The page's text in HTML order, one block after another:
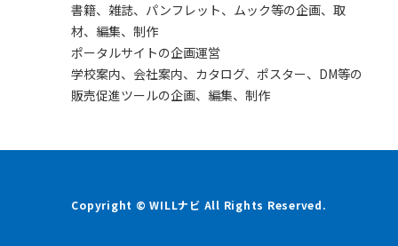
書籍、雑誌、パンフレット、ムック等の企画、取
材、編集、制作
ポータルサイトの企画運営
学校案内、会社案内、カタログ、ポスター、DM等の
販売促進ツールの企画、編集、制作
Copyright © WILLナビ All Rights Reserved.